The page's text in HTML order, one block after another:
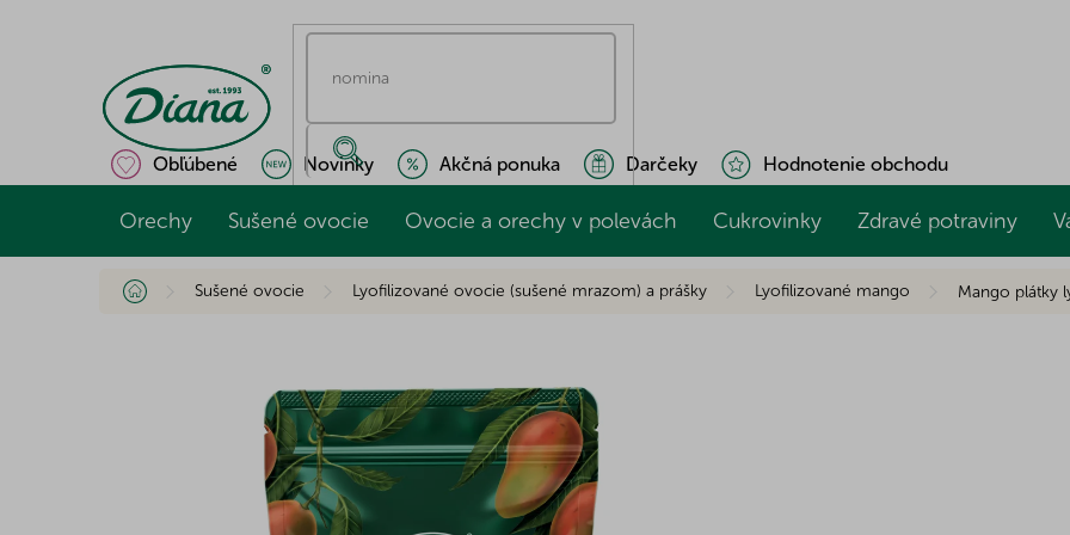
Obľúbené Novinky Akčná ponuka Darčeky Hodnotenie obchodu
Orechy Sušené ovocie Ovocie a orechy v polevách Cukrovinky Zdravé potraviny
DomovSušené ovocie Lyofilizované ovocie (sušené mrazom) a prášky Lyofilizované mango Mango plátky